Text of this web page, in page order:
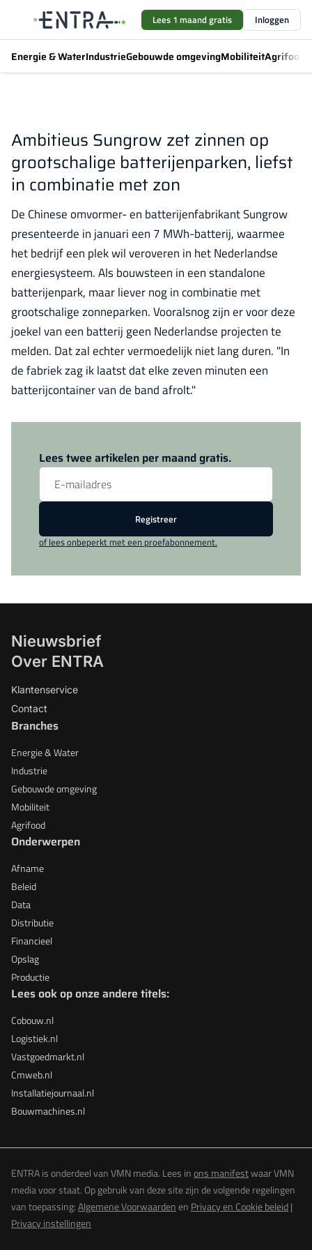
Lees 1 maand gratis Inloggen
Energie & WaterIndustrieGebouwde omgevingMobiliteitAgrifood
Ambitieus Sungrow zet zinnen op
grootschalige batterijenparken, liefst
in combinatie met zon
De Chinese omvormer- en batterijenfabrikant Sungrow
presenteerde in januari een 7 MWh-batterij, waarmee
het bedrijf een plek wil veroveren in het Nederlandse
energiesysteem. Als bouwsteen in een standalone
batterijenpark, maar liever nog in combinatie met
grootschalige zonneparken. Vooralsnog zijn er voor deze
joekel van een batterij geen Nederlandse projecten te
melden. Dat zal echter vermoedelijk niet lang duren. "In
de fabriek zag ik laatst dat elke zeven minuten een
batterijcontainer van de band afrolt."
Lees twee artikelen per maand gratis.
Registreer
of lees onbeperkt met een proefabonnement.
Nieuwsbrief
Over ENTRA
Klantenservice
Contact
Branches
Energie & Water
Industrie
Gebouwde omgeving
Mobiliteit
Agrifood
Onderwerpen
Afname
Beleid
Data
Distributie
Financieel
Opslag
Productie
Lees ook op onze andere titels:
Cobouw.nl
Logistiek.nl
Vastgoedmarkt.nl
Cmweb.nl
Installatiejournaal.nl
Bouwmachines.nl
ENTRA is onderdeel van VMN media. Lees inons manifestwaar VMN
media voor staat. Op gebruik van deze site zijn de volgende regelingen
van toepassing:Algemene Voorwaardenen Privacy en Cookie beleid|
Privacy instellingen